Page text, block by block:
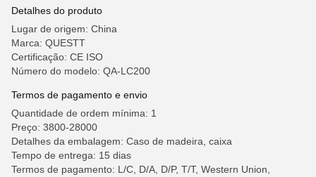
Detalhes do produto
Lugar de origem: China
Marca: QUESTT
Certificação: CE ISO
Número do modelo: QA-LC200
Termos de pagamento e envio
Quantidade de ordem mínima: 1
Preço: 3800-28000
Detalhes da embalagem: Caso de madeira, caixa
Tempo de entrega: 15 dias
Termos de pagamento: L/C, D/A, D/P, T/T, Western Union,